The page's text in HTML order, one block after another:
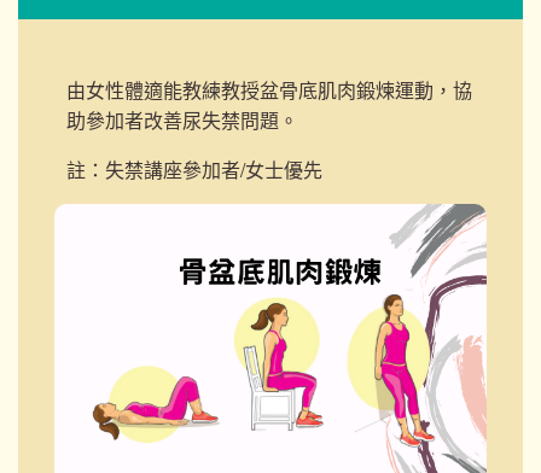
由女性體適能教練教授盆骨底肌肉鍛煉運動，協
助參加者改善尿失禁問題。
註：失禁講座參加者/女士優先